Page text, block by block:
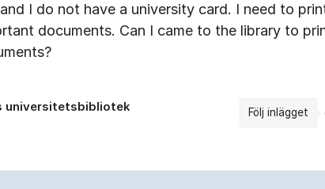
I do not have a university card. I need to
documents. Can I came to the library to
universitetsbibliotek
Följ inlägget